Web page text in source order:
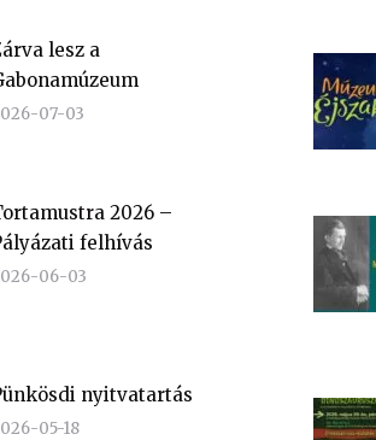
lesz a
07-03
2026 –
felhívás
06-03
nyitvatartás
05-18